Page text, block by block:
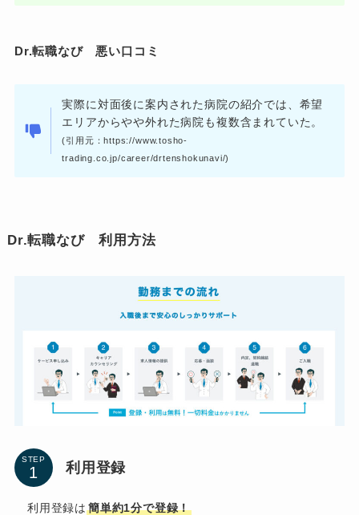
Dr.転職なび 悪い口コミ
実際に対面後に案内された病院の紹介では、希望
エリアからやや外れた病院も複数含まれていた。
(引用元：https://www.tosho-
trading.co.jp/career/drtenshokunavi/)
Dr.転職なび 利用方法
STEP
利用登録
利用登録は 簡単約1分で登録！